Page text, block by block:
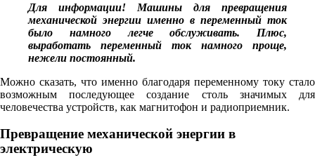
Для информации! Машины для превращения
механической энергии именно в переменный ток
было намного легче обслуживать. Плюс,
выработать переменный ток намного проще,
нежели постоянный.
Можно сказать, что именно благодаря переменному току стало
возможным последующее создание столь значимых для
человечества устройств, как магнитофон и радиоприемник.
Превращение механической энергии в
электрическую